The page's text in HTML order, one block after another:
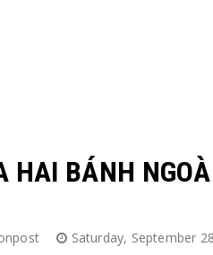
HAI BÁNH
Saturday, September